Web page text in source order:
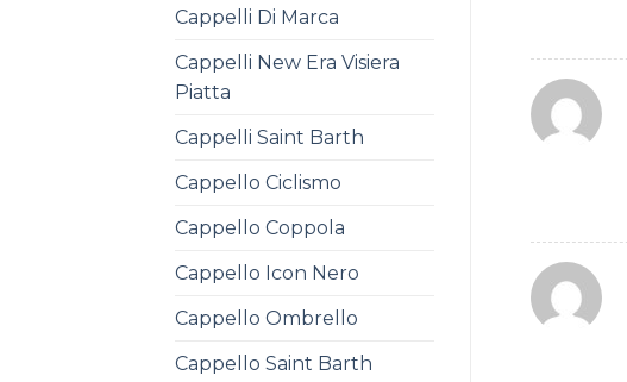
Cappelli Di Marca
Cappelli New Era Visiera
Piatta
Cappelli Saint Barth
Cappello Ciclismo
Cappello Coppola
Cappello Icon Nero
Cappello Ombrello
Cappello Saint Barth